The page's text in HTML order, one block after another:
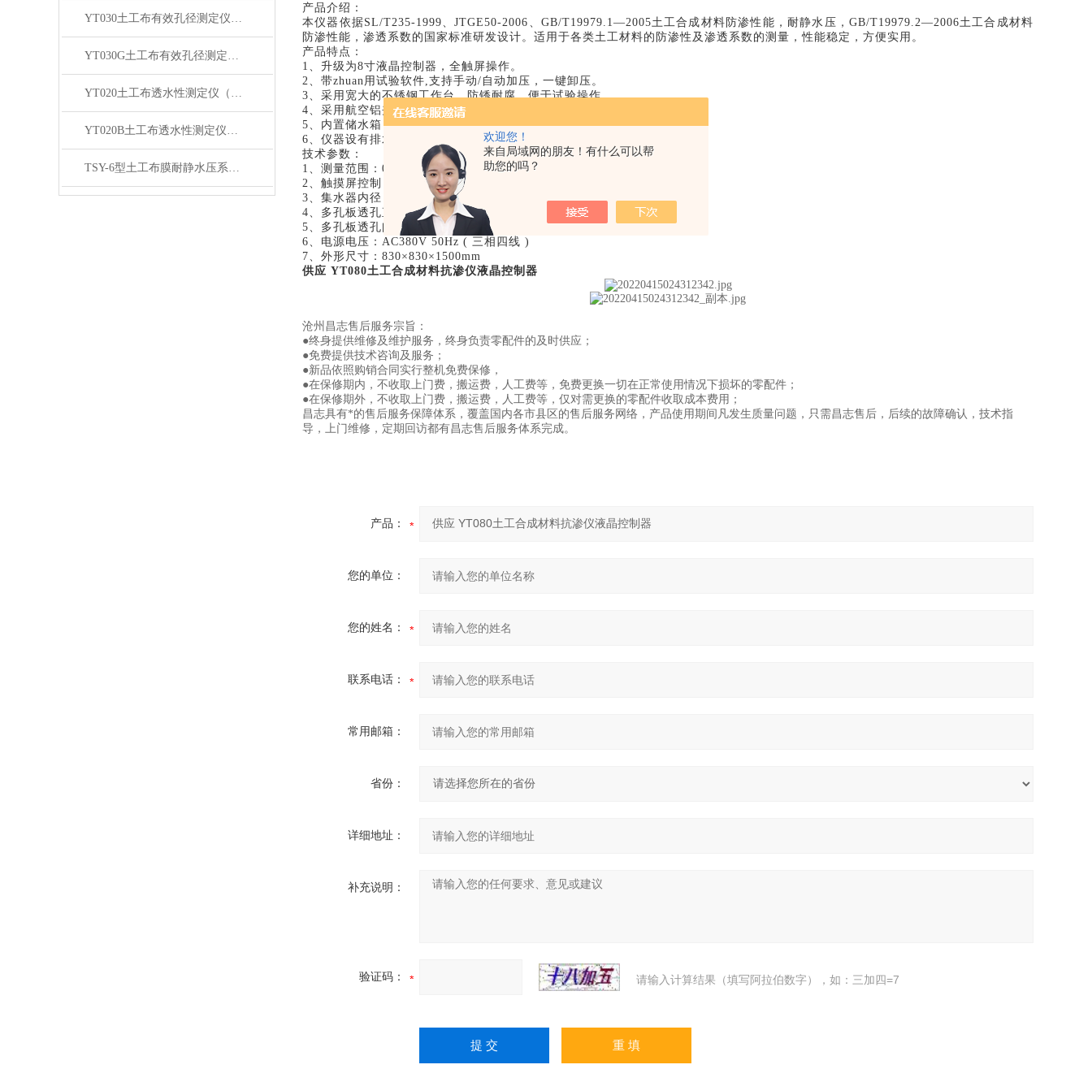
欢迎您！
来自局域网的朋友！有什么可以帮
助您的吗？
YT030土工布有效孔径测定仪（湿筛法）产品简介
YT030G土工布有效孔径测定仪（干筛法）产品简介
YT020土工布透水性测定仪（台式）产品简介
YT020B土工布透水性测定仪（落地式）产品简介
TSY-6型土工布膜耐静水压系数试验仪产品简介
产品介绍：
本仪器依据SL/T235-1999、JTGE50-2006、GB/T19979.1—2005土工合成材料防渗性能，耐静水压，GB/T19979.2—2006土工合成材料
防渗性能，渗透系数的国家标准研发设计。适用于各类土工材料的防渗性及渗透系数的测量，性能稳定，方便实用。
产品特点：
1、升级为8寸液晶控制器，全触屏操作。
2、带zhuan用试验软件,支持手动/自动加压，一键卸压。
3、采用宽大的不锈钢工作台，防锈耐腐，便于试验操作。
4、采用航空铝夹持器经久耐用。
5、内置储水箱，可实现自动供水。
6、仪器设有排水口，便于试验结束将水排出。
技术参数：
1、测量范围：0～2.500MPa
2、触摸屏控制，分辨率：0.001MPa
3、集水器内径：200mm
4、多孔板透孔直径：3±0.05mm
5、多孔板透孔间距：6mm
6、电源电压：AC380V 50Hz ( 三相四线 )
7、外形尺寸：830×830×1500mm
供应 YT080土工合成材料抗渗仪液晶控制器
沧州昌志售后服务宗旨：
●终身提供维修及维护服务，终身负责零配件的及时供应；
●免费提供技术咨询及服务；
●新品依照购销合同实行整机免费保修，
●在保修期内，不收取上门费，搬运费，人工费等，免费更换一切在正常使用情况下损坏的零配件；
●在保修期外，不收取上门费，搬运费，人工费等，仅对需更换的零配件收取成本费用；
昌志具有*的售后服务保障体系，覆盖国内各市县区的售后服务网络，产品使用期间凡发生质量问题，只需昌志售后，后续的故障确认，技术指
导，上门维修，定期回访都有昌志售后服务体系完成。
产品：
您的单位：
您的姓名：
联系电话：
常用邮箱：
省份：
详细地址：
补充说明：
验证码： 请输入计算结果（填写阿拉伯数字），如：三加四=7